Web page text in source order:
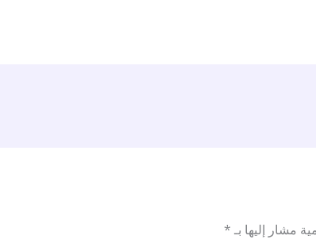
مشار إليها بـ *